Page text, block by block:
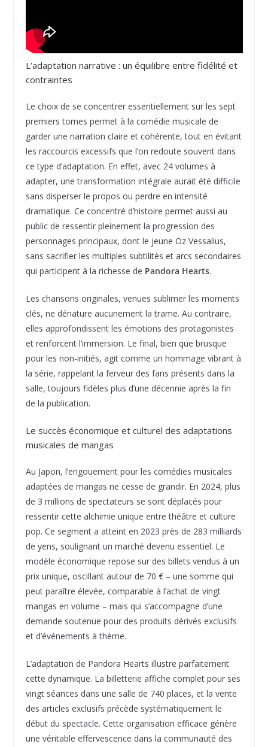
L’adaptation narrative : un équilibre entre fidélité et
contraintes
Le choix de se concentrer essentiellement sur les sept
premiers tomes permet à la comédie musicale de
garder une narration claire et cohérente, tout en évitant
les raccourcis excessifs que l’on redoute souvent dans
ce type d’adaptation. En effet, avec 24 volumes à
adapter, une transformation intégrale aurait été difficile
sans disperser le propos ou perdre en intensité
dramatique. Ce concentré d’histoire permet aussi au
public de ressentir pleinement la progression des
personnages principaux, dont le jeune Oz Vessalius,
sans sacrifier les multiples subtilités et arcs secondaires
qui participent à la richesse de Pandora Hearts.
Les chansons originales, venues sublimer les moments
clés, ne dénature aucunement la trame. Au contraire,
elles approfondissent les émotions des protagonistes
et renforcent l’immersion. Le final, bien que brusque
pour les non-initiés, agit comme un hommage vibrant à
la série, rappelant la ferveur des fans présents dans la
salle, toujours fidèles plus d’une décennie après la fin
de la publication.
Le succès économique et culturel des adaptations
musicales de mangas
Au Japon, l’engouement pour les comédies musicales
adaptées de mangas ne cesse de grandir. En 2024, plus
de 3 millions de spectateurs se sont déplacés pour
ressentir cette alchimie unique entre théâtre et culture
pop. Ce segment a atteint en 2023 près de 283 milliards
de yens, soulignant un marché devenu essentiel. Le
modèle économique repose sur des billets vendus à un
prix unique, oscillant autour de 70 € – une somme qui
peut paraître élevée, comparable à l’achat de vingt
mangas en volume – mais qui s’accompagne d’une
demande soutenue pour des produits dérivés exclusifs
et d’événements à thème.
L’adaptation de Pandora Hearts illustre parfaitement
cette dynamique. La billetterie affiche complet pour ses
vingt séances dans une salle de 740 places, et la vente
des articles exclusifs précède systématiquement le
début du spectacle. Cette organisation efficace génère
une véritable effervescence dans la communauté des